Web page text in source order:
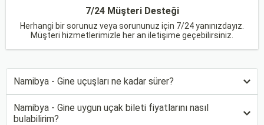
7/24 Müşteri Desteği
Herhangi bir sorunuz veya sorununuz için 7/24 yanınızdayız.
Müşteri hizmetlerimizle her an iletişime geçebilirsiniz.
Namibya - Gine uçuşları ne kadar sürer?
Namibya - Gine uygun uçak bileti fiyatlarını nasıl
bulabilirim?